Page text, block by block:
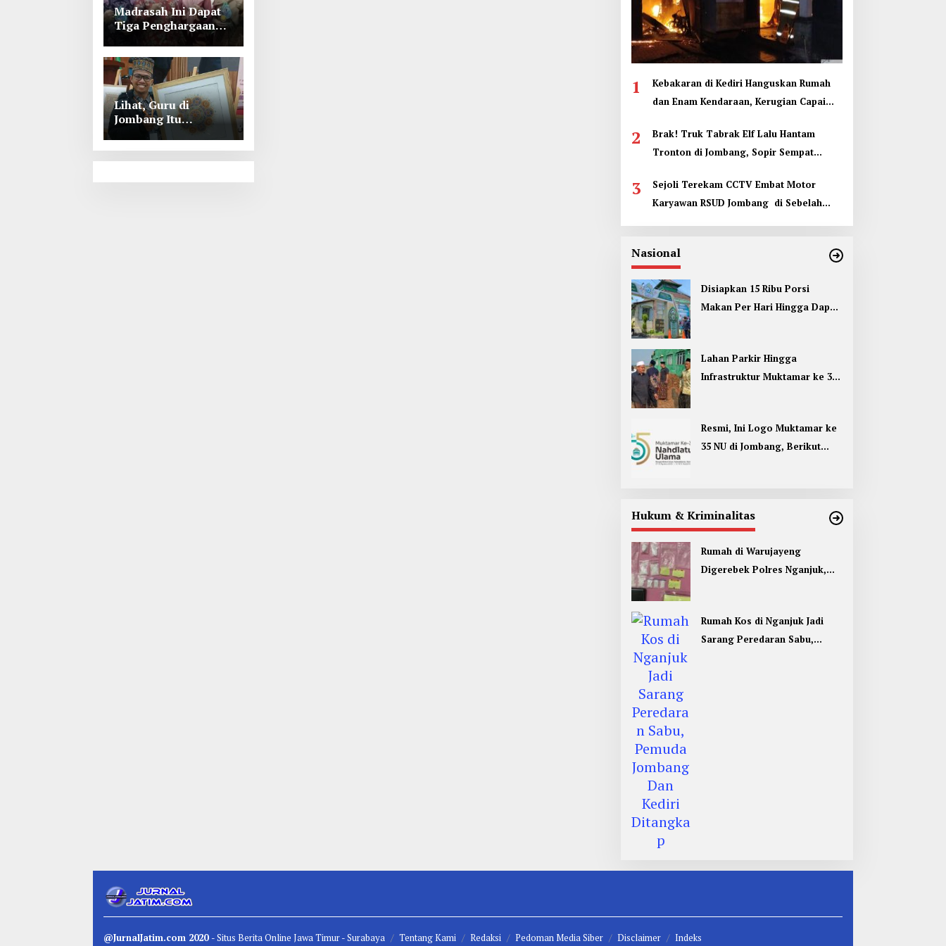
Madrasah Ini Dapat
Tiga Penghargaan
Jombang
Lihat, Guru di
Jombang Itu
Menunjukkan Hasil
Prestasinya di
Kancah
1
Kebakaran di Kediri Hanguskan Rumah
dan Enam Kendaraan, Kerugian Capai
2
Brak! Truk Tabrak Elf Lalu Hantam
Tronton di Jombang, Sopir Sempat
3
Sejoli Terekam CCTV Embat Motor
Karyawan RSUD Jombang di Sebelah
Nasional
Disiapkan 15 Ribu Porsi
Makan Per Hari Hingga Dapur
Lahan Parkir Hingga
Infrastruktur Muktamar ke 35
Resmi, Ini Logo Muktamar ke
35 NU di Jombang, Berikut
Hukum & Kriminalitas
Rumah di Warujayeng
Digerebek Polres Nganjuk,
Rumah Kos di Nganjuk Jadi
Sarang Peredaran Sabu,
@JurnalJatim.com 2020 - Situs BeritaOnline Jawa Timur -Surabaya Tentang Kami Redaksi Pedoman Media Siber Disclaimer Indeks